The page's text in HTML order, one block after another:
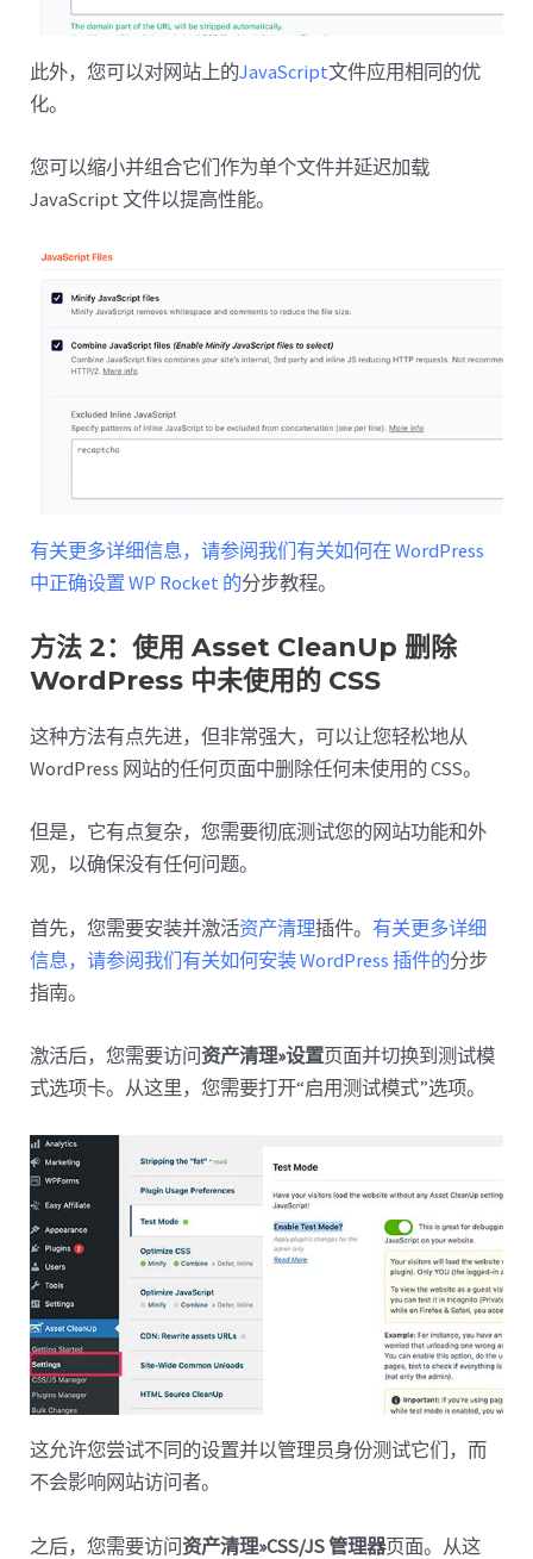
此外，您可以对网站上的JavaScript文件应用相同的优
化。
您可以缩小并组合它们作为单个文件并延迟加载
JavaScript 文件以提高性能。
有关更多详细信息，请参阅我们有关如何在 WordPress
中正确设置 WP Rocket 的分步教程。
方法 2：使用 Asset CleanUp 删除
WordPress 中未使用的 CSS
这种方法有点先进，但非常强大，可以让您轻松地从
WordPress 网站的任何页面中删除任何未使用的 CSS。
但是，它有点复杂，您需要彻底测试您的网站功能和外
观，以确保没有任何问题。
首先，您需要安装并激活资产清理插件。 有关更多详细
信息，请参阅我们有关如何安装 WordPress 插件的分步
指南。
激活后，您需要访问资产清理»设置页面并切换到测试模
式选项卡。从这里，您需要打开“启用测试模式”选项。
这允许您尝试不同的设置并以管理员身份测试它们，而
不会影响网站访问者。
之后，您需要访问资产清理»CSS/JS 管理器页面。从这